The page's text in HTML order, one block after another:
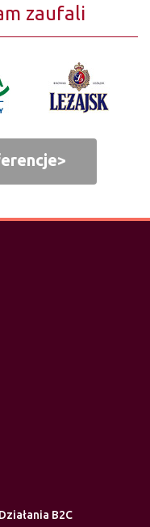
zaufali
Działania B2C